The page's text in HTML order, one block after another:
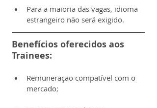
Para a maioria das vagas, idioma
estrangeiro não será exigido.
Benefícios oferecidos aos
Trainees:
Remuneração compatível com o
mercado;